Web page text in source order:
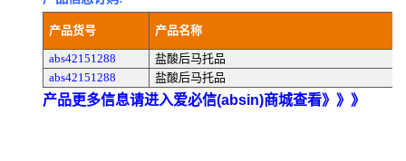
产品货号 产品名称
abs42151288
盐酸后马托品
abs42151288
盐酸后马托品
产品更多信息请进入爱必信(absin)商城查看》》》